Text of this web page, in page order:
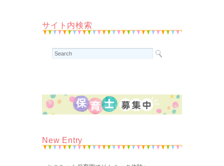
サイト内検索
New Entry